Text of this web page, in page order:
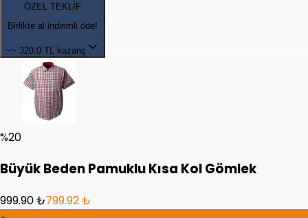
ÖZEL TEKLİF
Birlikte al indirimli öde!
~~ 320,0 TL kazanç
%20
Büyük Beden Pamuklu Kısa Kol Gömlek
999.90 ₺799.92 ₺